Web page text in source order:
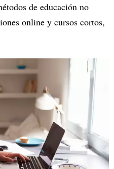
de educación no
online y cursos cortos,